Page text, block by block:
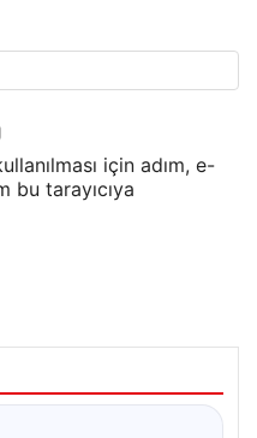
için adım, e-
bu tarayıcıya